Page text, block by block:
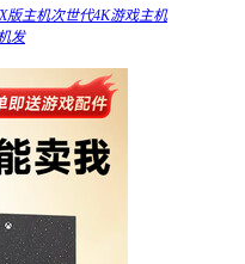
X版主机次世代4K游戏主机
发